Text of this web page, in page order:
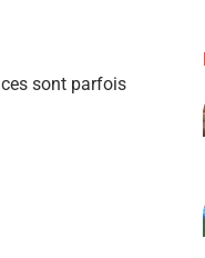
sont parfois